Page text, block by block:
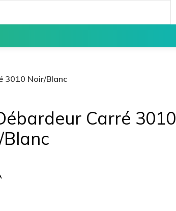
3010 Noir/Blanc
Carré 3010